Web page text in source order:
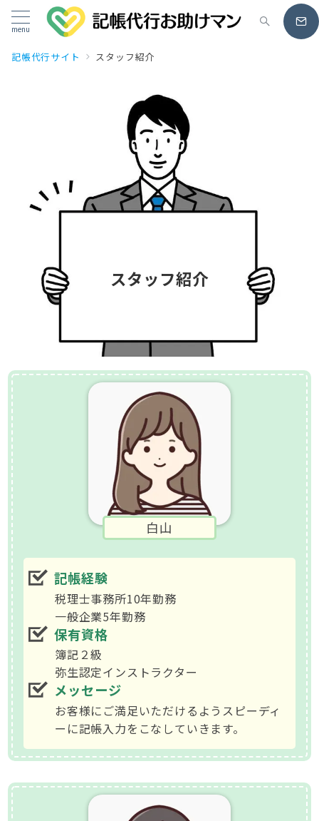
menu
記帳代行サイト スタッフ紹介
スタッフ紹介
白山
記帳経験
税理士事務所10年勤務
一般企業5年勤務
保有資格
簿記２級
弥生認定インストラクター
メッセージ
お客様にご満足いただけるようスピーディ
ーに記帳入力をこなしていきます。